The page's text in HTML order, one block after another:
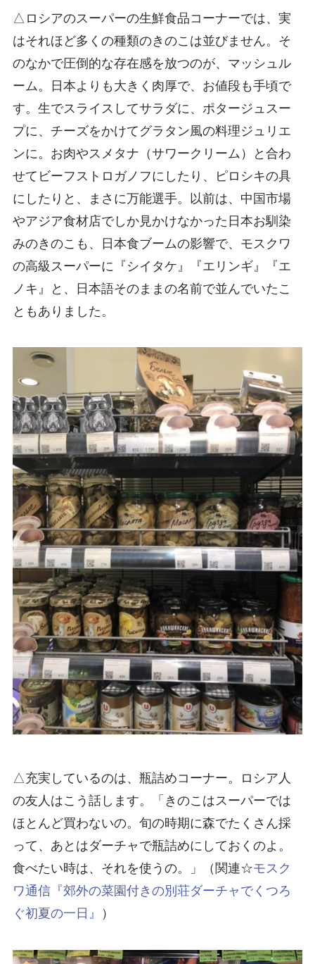
△ロシアのスーパーの生鮮食品コーナーでは、実
はそれほど多くの種類のきのこは並びません。そ
のなかで圧倒的な存在感を放つのが、マッシュル
ーム。日本よりも大きく肉厚で、お値段も手頃で
す。生でスライスしてサラダに、ポタージュスー
プに、チーズをかけてグラタン風の料理ジュリエ
ンに。お肉やスメタナ（サワークリーム）と合わ
せてビーフストロガノフにしたり、ピロシキの具
にしたりと、まさに万能選手。以前は、中国市場
やアジア食材店でしか見かけなかった日本お馴染
みのきのこも、日本食ブームの影響で、モスクワ
の高級スーパーに『シイタケ』『エリンギ』『エ
ノキ』と、日本語そのままの名前で並んでいたこ
ともありました。
△充実しているのは、瓶詰めコーナー。ロシア人
の友人はこう話します。「きのこはスーパーでは
ほとんど買わないの。旬の時期に森でたくさん採
って、あとはダーチャで瓶詰めにしておくのよ。
食べたい時は、それを使うの。」（関連☆モスク
ワ通信『郊外の菜園付きの別荘ダーチャでくつろ
ぐ初夏の一日』
）